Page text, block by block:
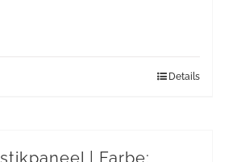
Details
| Farbe: